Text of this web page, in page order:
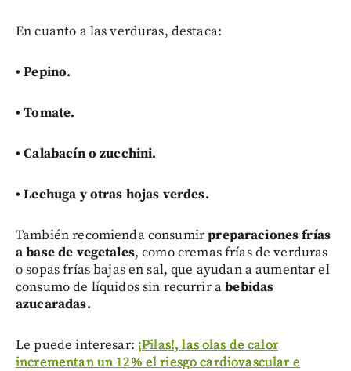
En cuanto a las verduras, destaca:
•Pepino.
•Tomate.
• Calabacín o zucchini.
•Lechuga y otras hojas verdes.
También recomienda consumirpreparaciones frías
a base de vegetales, como cremas frías de verduras
o sopas frías bajas en sal, que ayudan a aumentar el
consumo de líquidos sin recurrir abebidas
azucaradas.
Le puede interesar: ¡Pilas!, las olas de calor
incrementan un 12% el riesgo cardiovascular e